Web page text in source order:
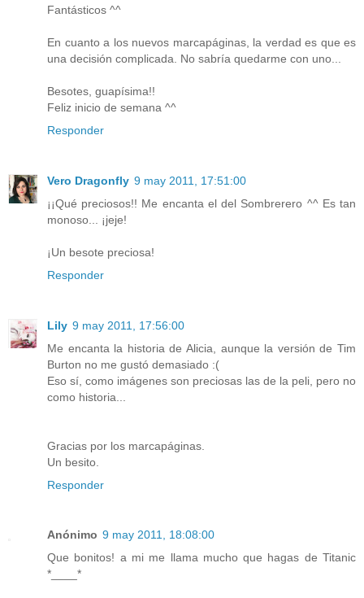
Fantásticos ^^
En cuanto a los nuevos marcapáginas, la verdad es que es
una decisión complicada. No sabría quedarme con uno...
Besotes, guapísima!!
Feliz inicio de semana ^^
Responder
Vero Dragonfly 9 may 2011, 17:51:00
¡¡Qué preciosos!! Me encanta el del Sombrerero ^^ Es tan
monoso... ¡jeje!
¡Un besote preciosa!
Responder
Lily 9 may 2011, 17:56:00
Me encanta la historia de Alicia, aunque la versión de Tim
Burton no me gustó demasiado :(
Eso sí, como imágenes son preciosas las de la peli, pero no
como historia...
Gracias por los marcapáginas.
Un besito.
Responder
Anónimo 9 may 2011, 18:08:00
Que bonitos! a mi me llama mucho que hagas de Titanic
*____*